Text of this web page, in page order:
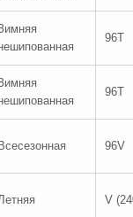
96T
96T
Всесезонная 96V
V